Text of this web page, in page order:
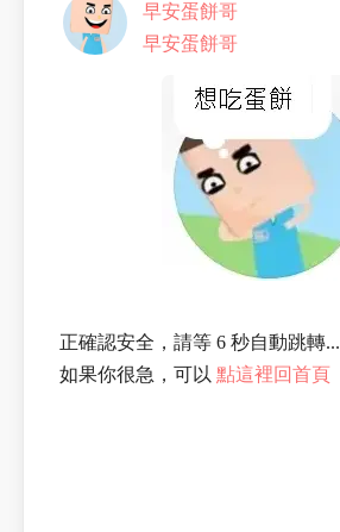
早安蛋餅哥
早安蛋餅哥
正確認安全，請等 6 秒自動跳轉...
如果你很急，可以 點這裡回首頁